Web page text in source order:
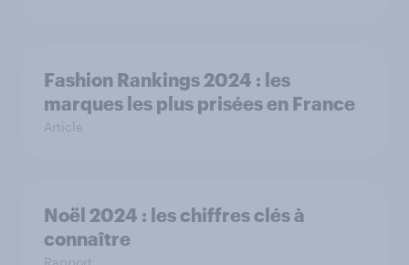
Fashion Rankings 2024 : les
marques les plus prisées en France
Article
Noël 2024 : les chiffres clés à
connaître
Rapport